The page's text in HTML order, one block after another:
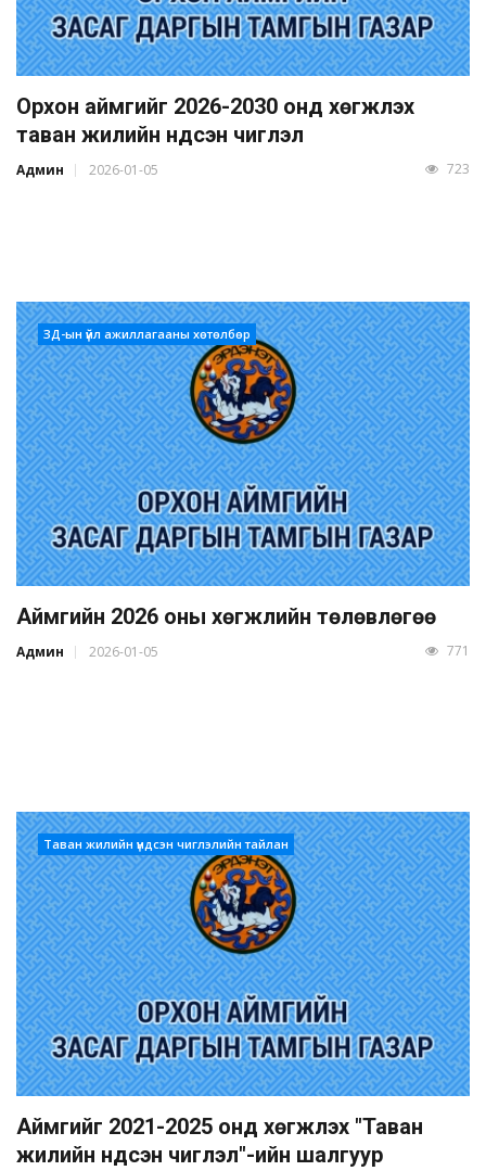
Орхон аймгийг 2026-2030 онд хөгжүүлэх
таван жилийн үндсэн чиглэл
Админ 2026-01-05 723
ЗД-ын үйл ажиллагааны хөтөлбөр
Аймгийн 2026 оны хөгжлийн төлөвлөгөө
Админ 2026-01-05 771
Таван жилийн үндсэн чиглэлийн тайлан
Аймгийг 2021-2025 онд хөгжүүлэх "Таван
жилийн үндсэн чиглэл"-ийн шалгуур